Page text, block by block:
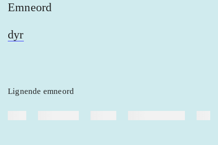
Emneord
dyr
Lignende emneord